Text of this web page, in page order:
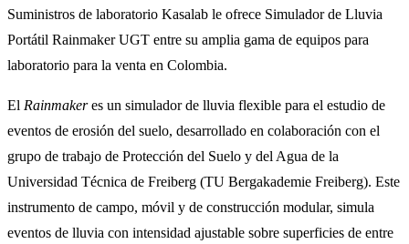
Suministros de laboratorio Kasalab le ofrece Simulador de Lluvia
Portátil Rainmaker UGT entre su amplia gama de equipos para
laboratorio para la venta en Colombia.
El Rainmakeres un simulador de lluvia flexible para el estudio de
eventos de erosión del suelo, desarrollado en colaboración con el
grupo de trabajo de Protección del Suelo y del Agua de la
Universidad Técnica de Freiberg (TU Bergakademie Freiberg). Este
instrumento de campo, móvil y de construcción modular, simula
eventos de lluvia con intensidad ajustable sobre superficies de entre